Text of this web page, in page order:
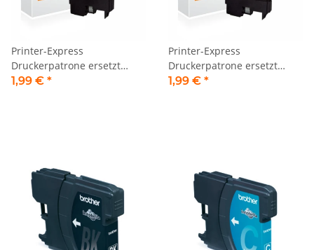
Printer-Express
Druckerpatrone ersetzt
Brother LC-980M, LC-1100M
1,99 € *
Printer-Express
Druckerpatrone ersetzt
Brother LC-980Y, LC-1100Y
1,99 € *